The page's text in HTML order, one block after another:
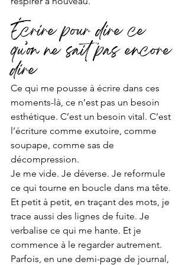
Écrire pour dire ce
qu’on ne sait pas encore
dire
Ce qui me pousse à écrire dans ces
moments-là, ce n’est pas un besoin
esthétique. C’est un besoin vital. C’est
l’écriture comme exutoire, comme
soupape, comme sas de
décompression.
Je me vide. Je déverse. Je reformule
ce qui tourne en boucle dans ma tête.
Et petit à petit, en traçant des mots, je
trace aussi des lignes de fuite. Je
verbalise ce qui me hante. Et je
commence à le regarder autrement.
Parfois, en une demi-page de journal,